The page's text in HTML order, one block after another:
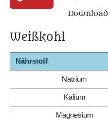
Download
Weißkohl
Nährstoff
Natrium
Kalium
Magnesium